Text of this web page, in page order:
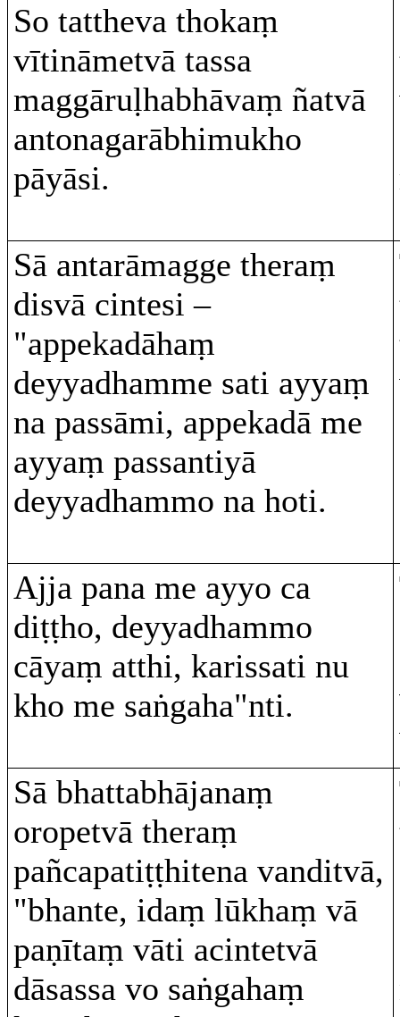
So tattheva thokaṃ
vītināmetvā tassa
maggāruḷhabhāvaṃ ñatvā
antonagarābhimukho
pāyāsi.
Sā antarāmagge theraṃ
disvā cintesi –
"appekadāhaṃ
deyyadhamme sati ayyaṃ
na passāmi, appekadā me
ayyaṃ passantiyā
deyyadhammo na hoti.
Ajja pana me ayyo ca
diṭṭho, deyyadhammo
cāyaṃ atthi, karissati nu
kho me saṅgaha"nti.
Sā bhattabhājanaṃ
oropetvā theraṃ
pañcapatiṭṭhitena vanditvā,
"bhante, idaṃ lūkhaṃ vā
paṇītaṃ vāti acintetvā
dāsassa vo saṅgahaṃ